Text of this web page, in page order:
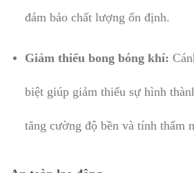
đảm bảo chất lượng ổn định.
Giảm thiểu bong bóng khí:
biệt giúp giảm thiểu sự hình
tăng cường độ bền và tính thẩm